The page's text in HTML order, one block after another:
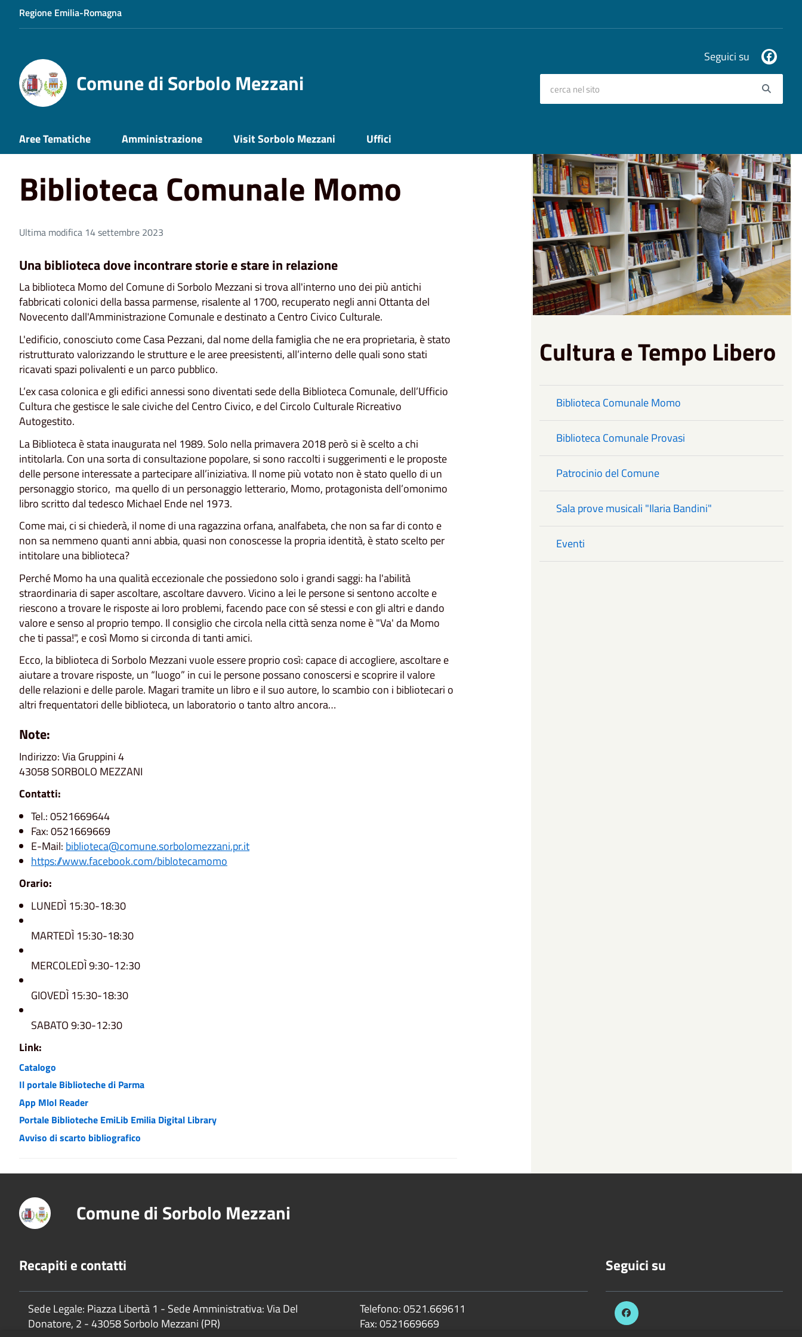
Regione Emilia-Romagna
Comune di Sorbolo Mezzani
Seguici su
Aree Tematiche Amministrazione Visit Sorbolo Mezzani Uffici
Home Aree Tematiche Cultura e Tempo Libero Biblioteca Comunale Momo
Biblioteca Comunale Momo
Ultima modifica 14 settembre 2023
Una biblioteca dove incontrare storie e stare in relazione
La biblioteca Momo del Comune di Sorbolo Mezzani si trova all'interno uno dei più antichi
fabbricati colonici della bassa parmense, risalente al 1700, recuperato negli anni Ottanta del
Novecento dall'Amministrazione Comunale e destinato a Centro Civico Culturale.
L'edificio, conosciuto come Casa Pezzani, dal nome della famiglia che ne era proprietaria, è stato
ristrutturato valorizzando le strutture e le aree preesistenti, all’interno delle quali sono stati
ricavati spazi polivalenti e un parco pubblico.
L’ex casa colonica e gli edifici annessi sono diventati sede della Biblioteca Comunale, dell’Ufficio
Cultura che gestisce le sale civiche del Centro Civico, e del Circolo Culturale Ricreativo
Autogestito.
La Biblioteca è stata inaugurata nel 1989. Solo nella primavera 2018 però si è scelto a chi
intitolarla. Con una sorta di consultazione popolare, si sono raccolti i suggerimenti e le proposte
delle persone interessate a partecipare all’iniziativa. Il nome più votato non è stato quello di un
personaggio storico, ma quello di un personaggio letterario, Momo, protagonista dell’omonimo
libro scritto dal tedesco Michael Ende nel 1973.
Come mai, ci si chiederà, il nome di una ragazzina orfana, analfabeta, che non sa far di conto e
non sa nemmeno quanti anni abbia, quasi non conoscesse la propria identità, è stato scelto per
intitolare una biblioteca?
Perché Momo ha una qualità eccezionale che possiedono solo i grandi saggi: ha l'abilità
straordinaria di saper ascoltare, ascoltare davvero. Vicino a lei le persone si sentono accolte e
riescono a trovare le risposte ai loro problemi, facendo pace con sé stessi e con gli altri e dando
valore e senso al proprio tempo. Il consiglio che circola nella città senza nome è "Va' da Momo
che ti passa!", e così Momo si circonda di tanti amici.
Ecco, la biblioteca di Sorbolo Mezzani vuole essere proprio così: capace di accogliere, ascoltare e
aiutare a trovare risposte, un “luogo” in cui le persone possano conoscersi e scoprire il valore
delle relazioni e delle parole. Magari tramite un libro e il suo autore, lo scambio con i bibliotecari o
altri frequentatori delle biblioteca, un laboratorio o tanto altro ancora…
Note:
Indirizzo: Via Gruppini 4
43058 SORBOLO MEZZANI
Contatti:
Tel.: 0521669644
Fax: 0521669669
E-Mail: biblioteca@comune.sorbolomezzani.pr.it
https://www.facebook.com/biblotecamomo
Orario:
LUNEDÌ 15:30-18:30
MARTEDÌ 15:30-18:30
MERCOLEDÌ 9:30-12:30
GIOVEDÌ 15:30-18:30
SABATO 9:30-12:30
Link:
Catalogo
Il portale Biblioteche di Parma
App Mlol Reader
Portale Biblioteche EmiLib Emilia Digital Library
Avviso di scarto bibliografico
Cultura e Tempo Libero
Biblioteca Comunale Momo
Biblioteca Comunale Provasi
Patrocinio del Comune
Sala prove musicali "Ilaria Bandini"
Eventi
Comune di Sorbolo Mezzani
Recapiti e contatti
Sede Legale: Piazza Libertà 1 - Sede Amministrativa: Via Del
Donatore, 2 - 43058 Sorbolo Mezzani (PR)
Telefono:0521.669611
Fax:0521669669
Seguici su